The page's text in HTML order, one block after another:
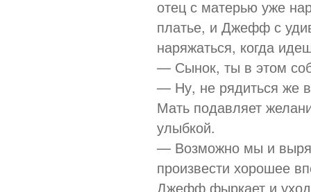
отец с матерью уже
платье, и Джефф с
наряжаться, когда
— Сынок, ты в этом
— Ну, не рядиться же
Мать подавляет
улыбкой.
— Возможно мы и
произвести хорошее
Джефф фыркает и